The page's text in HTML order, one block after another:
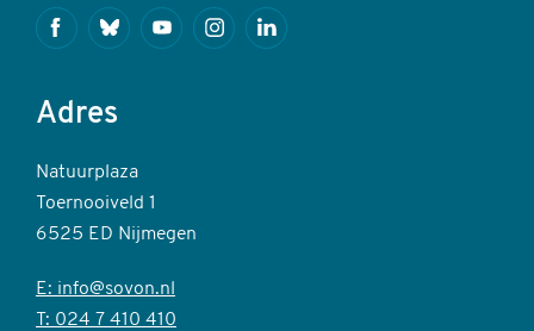
FacebookBlueskyYoutubeInstagramLinkedin
Adres
Natuurplaza
Toernooiveld 1
6525 ED Nijmegen
E: info@sovon.nl
T: 024 7 410 410